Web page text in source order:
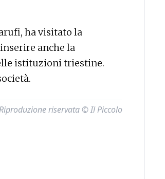
ha visitato la
anche la
istituzioni triestine.
riservata © Il Piccolo